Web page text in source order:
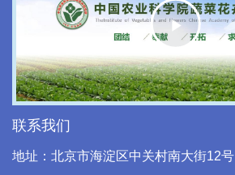
Play
Video
联系我们
地址：北京市海淀区中关村南大街12号